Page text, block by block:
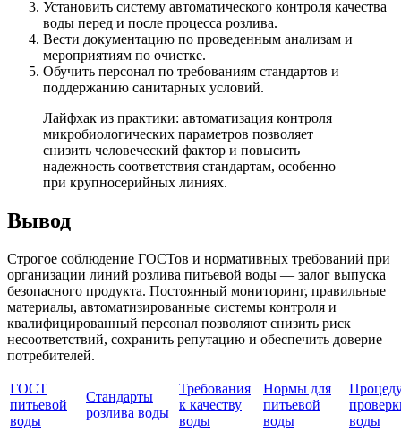
Установить систему автоматического контроля качества
воды перед и после процесса розлива.
Вести документацию по проведенным анализам и
мероприятиям по очистке.
Обучить персонал по требованиям стандартов и
поддержанию санитарных условий.
Лайфхак из практики: автоматизация контроля
микробиологических параметров позволяет
снизить человеческий фактор и повысить
надежность соответствия стандартам, особенно
при крупносерийных линиях.
Вывод
Строгое соблюдение ГОСТов и нормативных требований при
организации линий розлива питьевой воды — залог выпуска
безопасного продукта. Постоянный мониторинг, правильные
материалы, автоматизированные системы контроля и
квалифицированный персонал позволяют снизить риск
несоответствий, сохранить репутацию и обеспечить доверие
потребителей.
ГОСТ
питьевой
воды
Стандарты
розлива воды
Требования
к качеству
воды
Нормы для
питьевой
воды
воды